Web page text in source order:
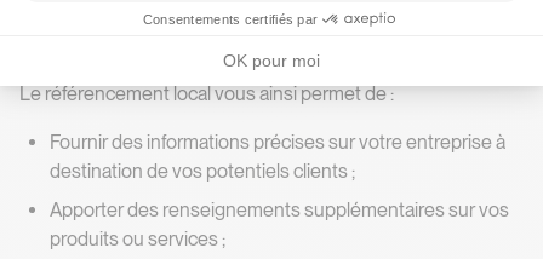
l’emplacement d’une enseigne sur Google Maps avant de s’y
Le référencement local vous ainsi permet de :
Fournir des informations précises sur votre entreprise à
destination de vos potentiels clients ;
Apporter des renseignements supplémentaires sur vos
produits ou services ;
Consentements certifiés par
OK pour moi